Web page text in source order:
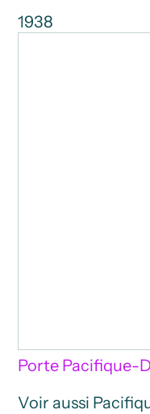
1938
Porte Pacifique-
Voir aussi